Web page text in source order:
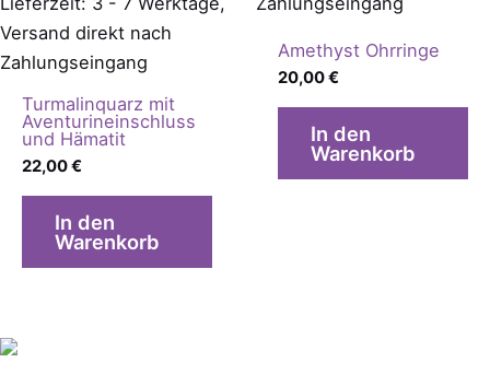
Versand direkt nach
Zahlungseingang
Turmalinquarz mit
Aventurineinschluss
und Hämatit
22,00€
In den
Warenkorb
Amethyst Ohrringe
20,00€
In den
Warenkorb